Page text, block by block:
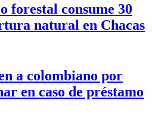
forestal consume 30
natural en Chacas
a colombiano por
en caso de préstamo